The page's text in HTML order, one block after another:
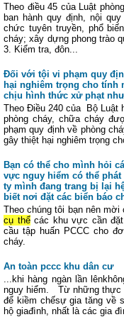
Theo điều 45 của Luật
ban hành quy định, nội
chức tuyên truyền, phổ
cháy; xây dựng phong trào
3. Kiểm tra, đôn...
Đối với tội vi phạm quy
hại nghiêm trọng cho tính
chịu hình thức xử phạt
Theo Điều 240 của Bộ
phòng cháy, chữa cháy
phạm quy định về phòng
gây thiệt hại nghiêm trọng
Bạn có thể cho mình hỏi
vực nguy hiểm có thể
ty mình đang trang bị lại
biết nơi đặt các biển báo
Theo chúng tôi bạn nên
cụ thểcác khu vực cần đặt
cầu tập huấn PCCC cho
cháy.
An toàn pccc khu dân cư
...khi hàng ngàn lần
nguy hiểm. Từ những thực
để kiềm chếsự gia tăng về
hộ giađình, nhất là các gia